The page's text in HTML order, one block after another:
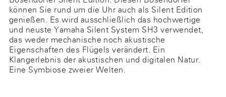
können Sie rund um die Uhr auch als Silent Edition
genießen. Es wird ausschließlich das hochwertige
und neuste Yamaha Silent System SH3 verwendet,
das weder mechanische noch akustische
Eigenschaften des Flügels verändert. Ein
Klangerlebnis der akustischen und digitalen Natur.
Eine Symbiose zweier Welten.